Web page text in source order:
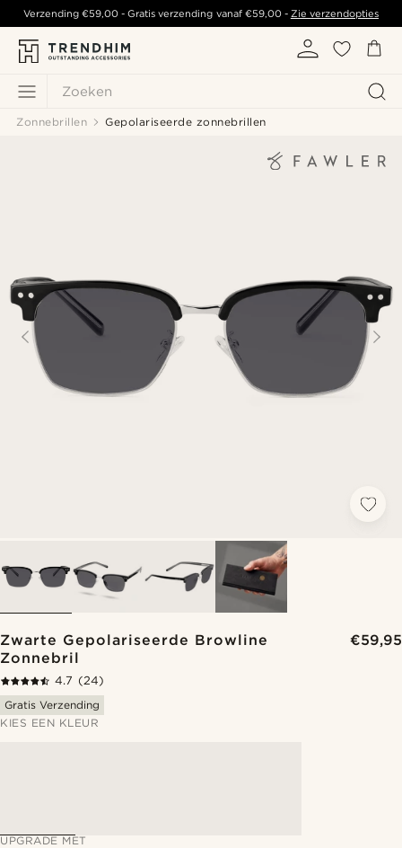
Zoeken
Verzending€59,00 - Gratis verzending vanaf €59,00- Zie verzendopties
Zonnebrillen Gepolariseerde zonnebrillen
Zwarte Gepolariseerde Browline
Zonnebril
€59,95
4.7 (24)
Gratis Verzending
KIES EEN KLEUR
UPGRADE MET